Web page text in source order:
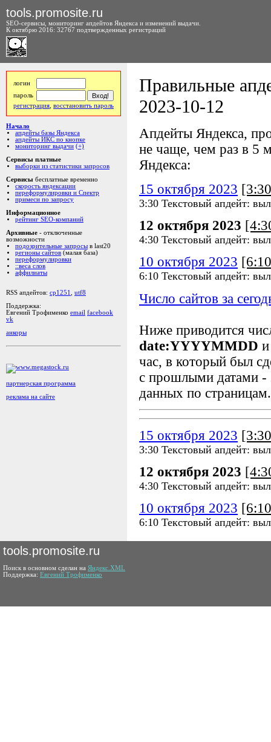
tools.promosite.ru
SEO-сервисы, мониторинг апдейтов Яндекса и изменений выдачи.
К октябрю 2016: 32767 подтвержденных регистраций
логин
пароль
регистрация восстановить пароль
Начало
апдейты базы Яндекса
апдейты ИКС по кнопке
мониторинг выдачи (+)
Сервисы платные
выборки из статистики запросов
Сервисы бесплатные временно
скорость яндексации
переформулировки и Спектр
примеси по запросу
Информационное
рейтинг SEO-компаний
Архивные - отключенные
возможности
подозрительные запросы в last20
регионы сайтов (малая база)
переформулировки
::веса слов
аффилиаты
RSS апдейтов: cp1251
utf8
Поддержка:
Евгений Трофименко email facebook
vk
анкоры
партнерская программа
реклама на сайте
Правильные
2023-10-12
Апдейты Яндекса,
не чаще, чем раз в 5
Яндекса:
15 октября 2023
3:30 Текстовый апдейт:
12 октября 2023
4:30 Текстовый апдейт:
10 октября 2023
6:10 Текстовый апдейт:
Число сайтов за
Ниже приводится
date:YYYYMMDD
час, в который был
с прошлыми датами -
данных по страницам.
15 октября 2023
3:30 Текстовый апдейт:
12 октября 2023
4:30 Текстовый апдейт:
10 октября 2023
6:10 Текстовый апдейт:
tools.promosite.ru
Поиск в основном сделан на Яндекс.XML
Поддержка: Евгений Трофименко